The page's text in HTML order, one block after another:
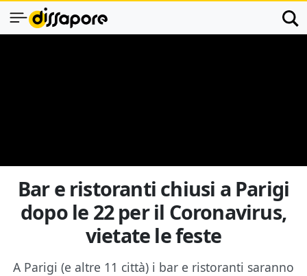
Bar e ristoranti chiusi a Parigi
dopo le 22 per il Coronavirus,
vietate le feste
A Parigi (e altre 11 città) i bar e ristoranti saranno